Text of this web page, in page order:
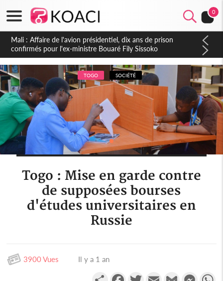
0
Nigeria : Le Togo et le Cameroun principaux acheteurs des
produits de la raffinerie Dangote en juillet
TOGO SOCIÉTÉ
Togo : Mise en garde contre
de supposées bourses
d'études universitaires en
Russie
3900 Vues Il y a 1 an
PartagerFacebookTwitterEmail Gmail